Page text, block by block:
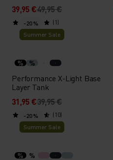
39,95 €49,95 €
(1)
-20 %
Summer Sale
% %
Performance X-Light Base
Layer Tank
31,95 €39,95 €
(10)
-20 %
Summer Sale
% %